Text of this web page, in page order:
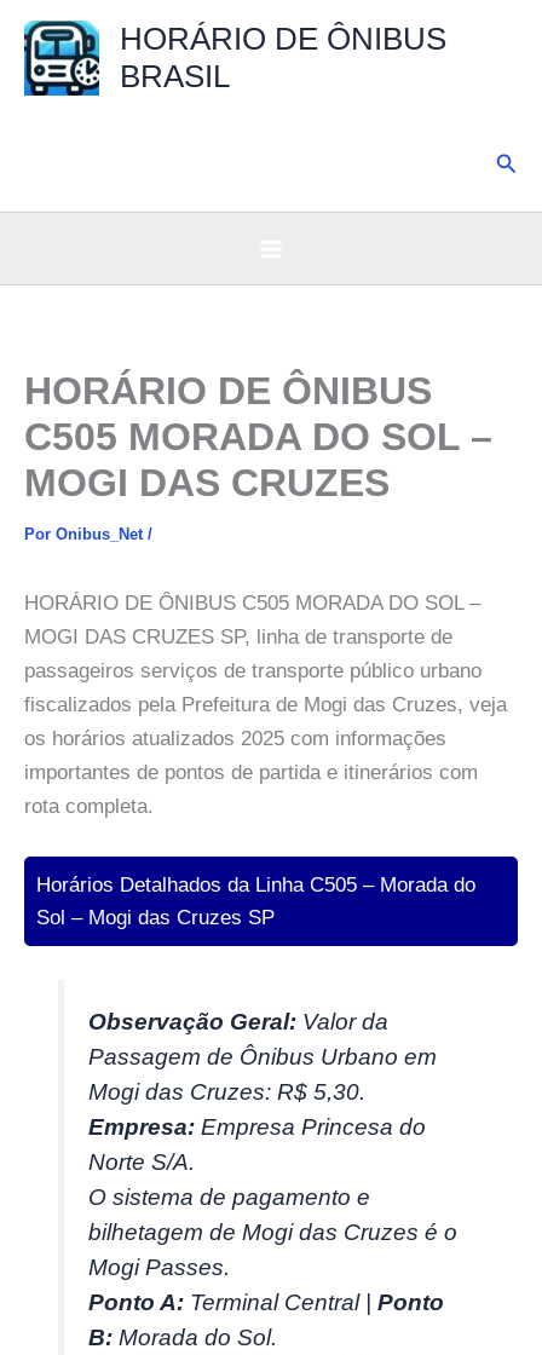
para
HORÁRIO DE ÔNIBUS
BRASIL
HORÁRIO DE ÔNIBUS
C505 MORADA DO SOL –
MOGI DAS CRUZES
Por Onibus_Net /
HORÁRIO DE ÔNIBUS C505 MORADA DO SOL –
MOGI DAS CRUZES SP, linha de transporte de
passageiros serviços de transporte público urbano
fiscalizados pela Prefeitura de Mogi das Cruzes, veja
os horários atualizados 2025 com informações
importantes de pontos de partida e itinerários com
rota completa.
Horários Detalhados da Linha C505 – Morada do
Sol – Mogi das Cruzes SP
Observação Geral: Valor da
Passagem de Ônibus Urbano em
Mogi das Cruzes: R$ 5,30.
Empresa: Empresa Princesa do
Norte S/A.
O sistema de pagamento e
bilhetagem de Mogi das Cruzes é o
Mogi Passes.
Ponto A: Terminal Central |Ponto
B: Morada do Sol.